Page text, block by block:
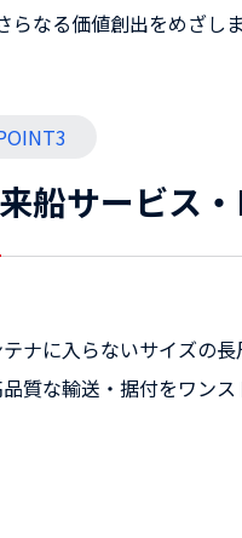
らなる価値創出をめざしま
船サービス
テナに入らないサイズの
質な輸送・据付をワン